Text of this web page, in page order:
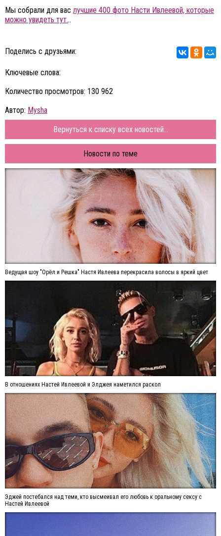
Мы собрали для вас лучшие 400 фото Насти Ивлеевой, которые
можно увидеть тут...
Поделись с друзьями:
Ключевые слова:
Количество просмотров: 130 962
Автор: Mysha
Вернуться к списку всех новостей...
Новости по теме
Ведущая шоу "Орёл и Решка" Настя Ивлеева перекрасила волосы в яркий цвет
В отношениях Настей Ивлеевой и Элджея наметился раскол
Эджей постебался над теми, кто высмеивал его любовь к оральному сексу с
Настей Ивлеевой